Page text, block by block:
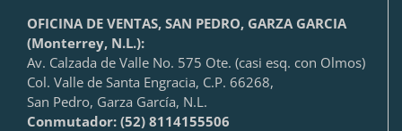
OFICINA DE VENTAS, SAN PEDRO, GARZA GARCIA
(Monterrey, N.L.):
Av. Calzada de Valle No. 575 Ote. (casi esq. con Olmos)
Col. Valle de Santa Engracia, C.P. 66268,
San Pedro, Garza García, N.L.
Conmutador: (52) 8114155506